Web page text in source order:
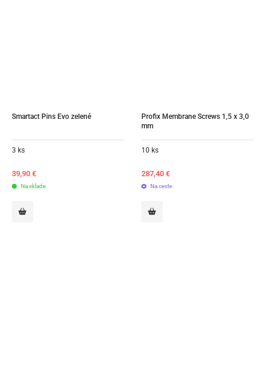
Smartact Pins Evo zelené
3 ks
39,90 €
Na sklade
Profix Membrane Screws 1,5 x 3,0
mm
10 ks
287,40 €
Na ceste